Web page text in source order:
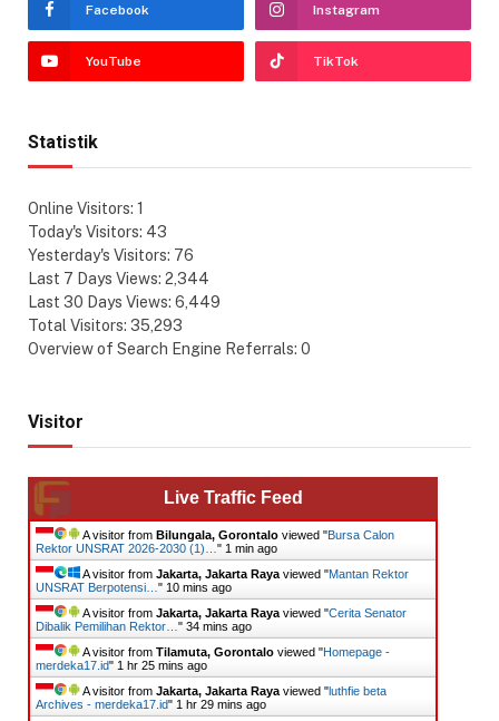
Facebook Instagram
YouTube TikTok
Statistik
Online Visitors: 1
Today's Visitors: 43
Yesterday's Visitors: 76
Last 7 Days Views: 2,344
Last 30 Days Views: 6,449
Total Visitors: 35,293
Overview of Search Engine Referrals: 0
Visitor
Live Traffic Feed
A visitor from Bilungala, Gorontalo viewed "Bursa Calon
Rektor UNSRAT 2026-2030 (1)… " 1 min ago
A visitor from Jakarta, Jakarta Raya viewed "Mantan Rektor
UNSRAT Berpotensi… " 10 mins ago
A visitor from Jakarta, Jakarta Raya viewed "Cerita Senator
Dibalik Pemilihan Rektor… " 34 mins ago
A visitor from Tilamuta, Gorontalo viewed "Homepage -
merdeka17.id" 1 hr 25 mins ago
A visitor from Jakarta, Jakarta Raya viewed "luthfie beta
Archives - merdeka17.id" 1 hr 29 mins ago